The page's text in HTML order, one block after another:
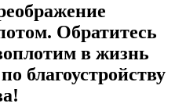
Обратитесь
в жизнь
благоустройству